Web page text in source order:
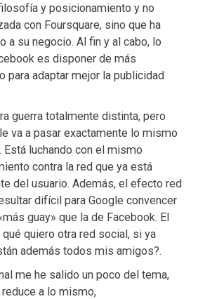
y posicionamiento y no
con Foursquare, sino que ha
a su negocio. Al fin y al cabo, lo
es disponer de más
para adaptar mejor la publicidad
guerra totalmente distinta, pero
va a pasar exactamente lo mismo
Está luchando con el mismo
contra la red que ya está
del usuario. Además, el efecto red
difícil para Google convencer
guay» que la de Facebook. El
qué quiero otra red social, si ya
además todos mis amigos?.
me he salido un poco del tema,
a lo mismo,